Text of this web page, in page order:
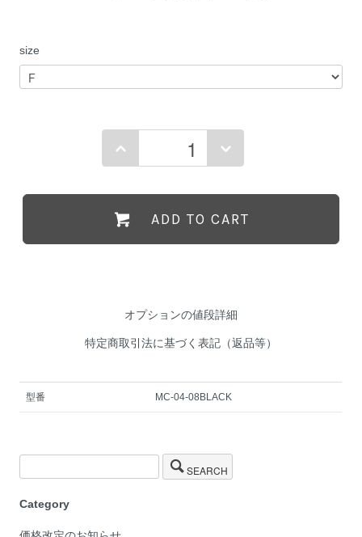
size
ADD TO CART
オプションの値段詳細
特定商取引法に基づく表記（返品等）
型番 MC-04-08BLACK
SEARCH
Category